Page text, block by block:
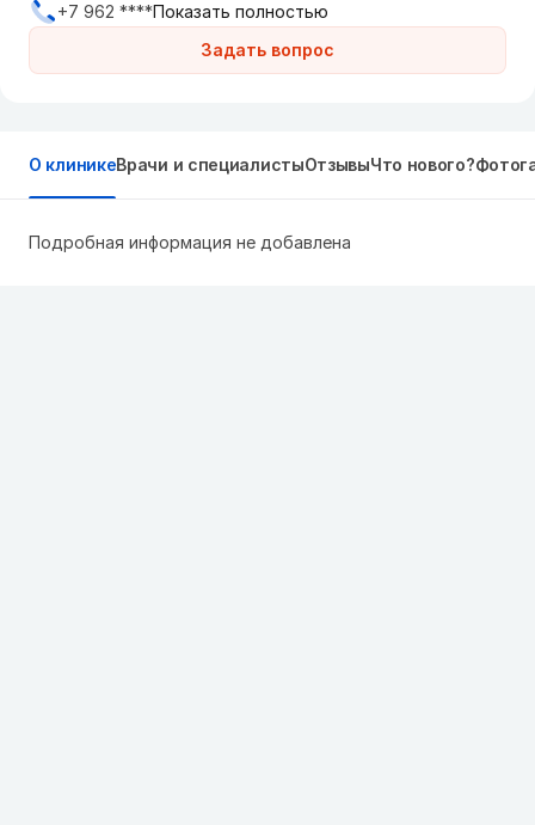
Задать вопрос
+7 962 ****Показать полностью
О клиникеВрачи и специалистыОтзывыЧто нового?
Подробная информация не добавлена